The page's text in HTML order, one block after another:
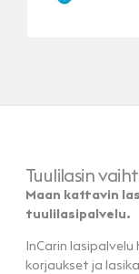
Tuulilasin
Maan kattavin
tuulilasipalvelu.
InCarin
korjaukset ja